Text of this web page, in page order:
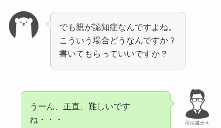
でも親が認知症なんですよね。
こういう場合どうなんですか？
書いてもらっていいですか？
司法書士Ｋ
うーん、正直、難しいです
ね・・・